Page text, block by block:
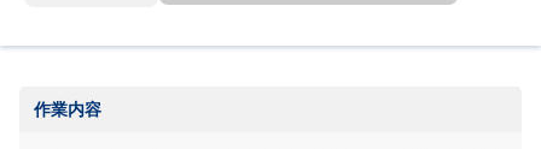
作業内容